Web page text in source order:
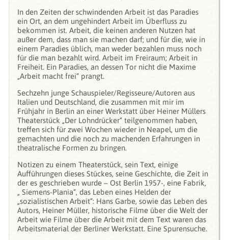
In den Zeiten der schwindenden Arbeit ist das Paradies
ein Ort, an dem ungehindert Arbeit im Überfluss zu
bekommen ist. Arbeit, die keinen anderen Nutzen hat
außer dem, dass man sie machen darf; und für die, wie in
einem Paradies üblich, man weder bezahlen muss noch
für die man bezahlt wird. Arbeit im Freiraum; Arbeit in
Freiheit. Ein Paradies, an dessen Tor nicht die Maxime
„Arbeit macht frei“ prangt.
Sechzehn junge Schauspieler/Regisseure/Autoren aus
Italien und Deutschland, die zusammen mit mir im
Frühjahr in Berlin an einer Werkstatt über Heiner Müllers
Theaterstück „Der Lohndrücker“ teilgenommen haben,
treffen sich für zwei Wochen wieder in Neapel, um die
gemachten und die noch zu machenden Erfahrungen in
theatralische Formen zu bringen.
Notizen zu einem Theaterstück, sein Text, einige
Aufführungen dieses Stückes, seine Geschichte, die Zeit in
der es geschrieben wurde – Ost Berlin 1957-, eine Fabrik,
„ Siemens-Plania“, das Leben eines Helden der
„sozialistischen Arbeit“: Hans Garbe, sowie das Leben des
Autors, Heiner Müller, historische Filme über die Welt der
Arbeit wie Filme über die Arbeit mit dem Text waren das
Arbeitsmaterial der Berliner Werkstatt. Eine Spurensuche.